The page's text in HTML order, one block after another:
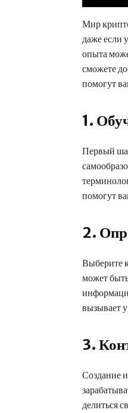
Мир
даже если
опыта
сможете
помогут
1.
Первый
помогут
2.
Выберите
может
вызывает
3.
Создание
делиться